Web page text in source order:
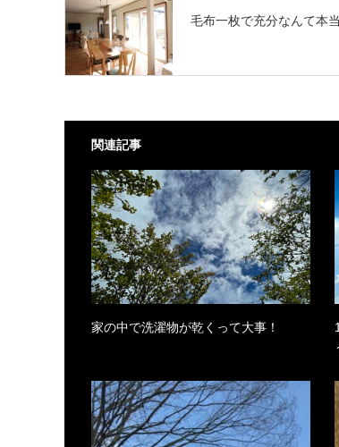
毛布一枚で充分なんて本
関連記事
家の中で洗濯物が乾くって大事！